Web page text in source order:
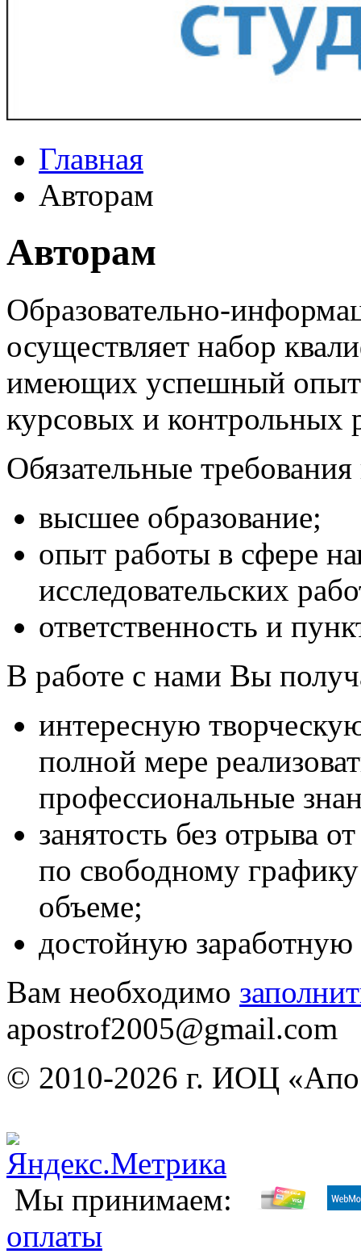
Главная
Авторам
Авторам
Образовательно-
осуществляет набор
имеющих успешный
курсовых и контрольных
Обязательные
высшее образование;
опыт работы в сфере
исследовательских
ответственность и
В работе с нами Вы
интересную
полной мере
профессиональные
занятость без отрыва
по свободному
объеме;
достойную заработную
Вам необходимо
apostrof2005@gmail.com
© 2010-2026 г. ИОЦ
Мы принимаем:
оплаты